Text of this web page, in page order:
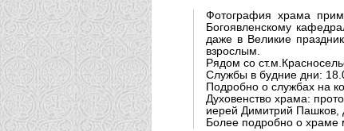
Фотография храма
Богоявленскому
даже в Великие
взрослым.
Рядом со
Службы в будние дни:
Подробно о службах на
Духовенство храма:
иерей Димитрий Пашков,
Более подробно о храме